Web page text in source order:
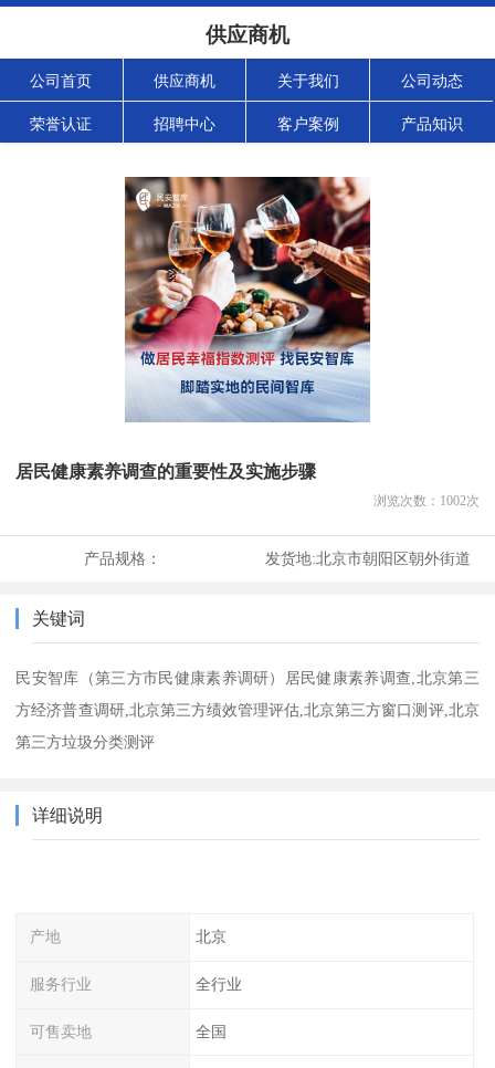
供应商机
公司首页 供应商机 关于我们 公司动态
荣誉认证 招聘中心 客户案例 产品知识
居民健康素养调查的重要性及实施步骤
浏览次数： 1002次
产品规格： 发货地:北京市朝阳区朝外街道
关键词
民安智库（第三方市民健康素养调研）居民健康素养调查,北京第三
方经济普查调研,北京第三方绩效管理评估,北京第三方窗口测评,北京
第三方垃圾分类测评
详细说明
产地 北京
服务行业 全行业
可售卖地 全国